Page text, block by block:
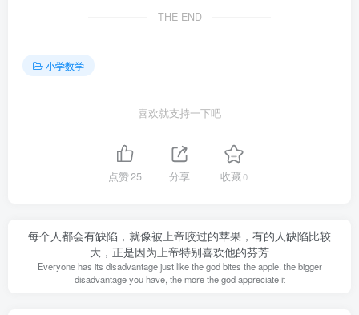
THE END
小学数学
喜欢就支持一下吧
点赞25 分享 收藏0
每个人都会有缺陷，就像被上帝咬过的苹果，有的人缺陷比较
大，正是因为上帝特别喜欢他的芬芳
Everyone has its disadvantage just like the god bites the apple. the bigger
disadvantage you have, the more the god appreciate it